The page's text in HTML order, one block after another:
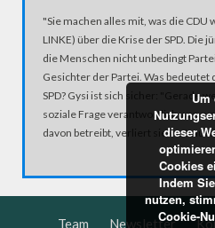
"Sie machen alles mit, was die CDU
LINKE) über die Krise der SPD. Die
die Menschen nicht unbedingt
Gesichter der Partei. Was bedeutet
SPD? Gysi ist sich sicher: "Gerade
soziale Frage verantwortlich war,
davon betreibt, verliert sie
Team Newsletter
Um
dieser
Cookies
Indem
nutzen,
Cookie-